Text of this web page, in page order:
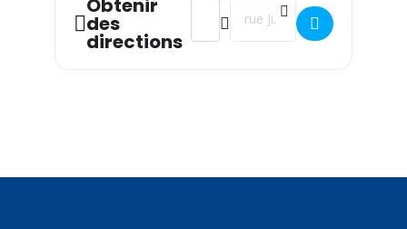
Obtenir
des
directions
Address - Permanence Alain Cellier []
Destination Address -